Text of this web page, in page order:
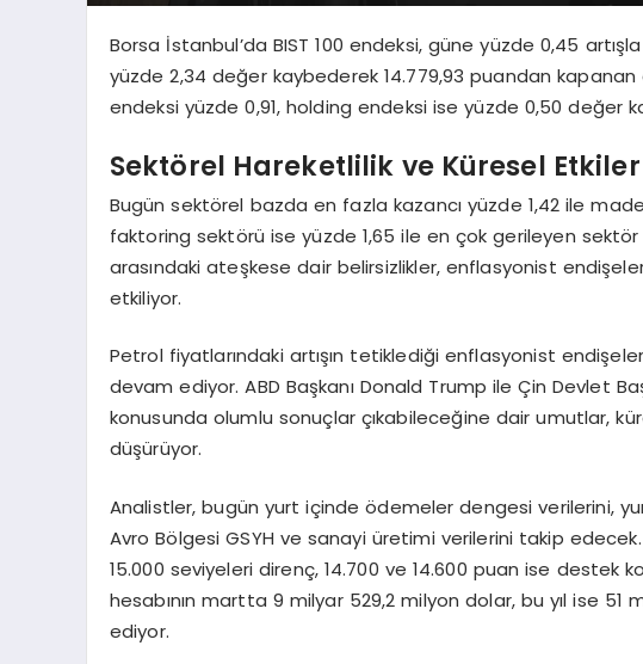
Borsa İstanbul’da BIST 100 endeksi, güne yüzde 0,45
yüzde 2,34 değer kaybederek 14.779,93 puandan kapanan
endeksi yüzde 0,91, holding endeksi ise yüzde 0,50 değer
Sektörel Hareketlilik ve Küresel Etkiler
Bugün sektörel bazda en fazla kazancı yüzde 1,42 ile
faktoring sektörü ise yüzde 1,65 ile en çok gerileyen
arasındaki ateşkese dair belirsizlikler, enflasyonist
etkiliyor.
Petrol fiyatlarındaki artışın tetiklediği enflasyonist
devam ediyor. ABD Başkanı Donald Trump ile Çin Devlet
konusunda olumlu sonuçlar çıkabileceğine dair umutlar,
düşürüyor.
Analistler, bugün yurt içinde ödemeler dengesi verilerini,
Avro Bölgesi GSYH ve sanayi üretimi verilerini takip
15.000 seviyeleri direnç, 14.700 ve 14.600 puan ise destek
hesabının martta 9 milyar 529,2 milyon dolar, bu yıl ise
ediyor.